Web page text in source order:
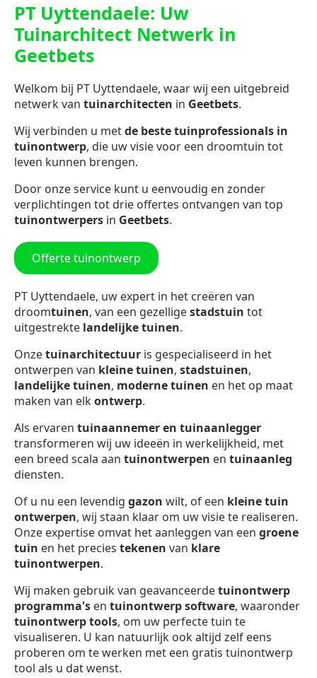
PT Uyttendaele: Uw
Tuinarchitect Netwerk in
Geetbets
Welkom bij PT Uyttendaele, waar wij een uitgebreid
netwerk van tuinarchitecten in Geetbets.
Wij verbinden u metde beste tuinprofessionals in
tuinontwerp, die uw visie voor een droomtuin tot
leven kunnen brengen.
Door onze service kunt u eenvoudig en zonder
verplichtingen tot drie offertes ontvangen van top
tuinontwerpers in Geetbets.
Offerte tuinontwerp
PT Uyttendaele, uw expert in het creëren van
droomtuinen, van een gezelligestadstuin tot
uitgestrekte landelijke tuinen.
Onzetuinarchitectuur is gespecialiseerd in het
ontwerpen van kleine tuinen, stadstuinen,
landelijke tuinen, moderne tuinen en het op maat
maken van elkontwerp.
Als ervaren tuinaannemer en tuinaanlegger
transformeren wij uw ideeën in werkelijkheid, met
een breed scala aan tuinontwerpen en tuinaanleg
diensten.
Of u nu een levendig gazon wilt, of een kleine tuin
ontwerpen, wij staan klaar om uw visie te realiseren.
Onze expertise omvat het aanleggen van een groene
tuin en het precies tekenen van klare
tuinontwerpen.
Wij maken gebruik van geavanceerdetuinontwerp
programma's en tuinontwerp software, waaronder
tuinontwerptools, om uw perfecte tuin te
visualiseren. U kan natuurlijk ook altijd zelf eens
proberen om te werken met een gratis tuinontwerp
tool als u dat wenst.